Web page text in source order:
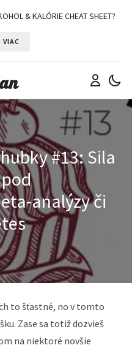
& KALÓRIE CHEAT SHEET?
VIAC
#13: Sila
analýzy či
to šťastné, no v tomto
Zase sa totiž dozvieš
na niektoré novšie